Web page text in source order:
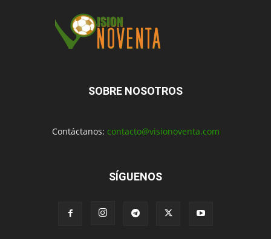
SOBRE NOSOTROS
Contáctanos: contacto@visionoventa.com
SÍGUENOS